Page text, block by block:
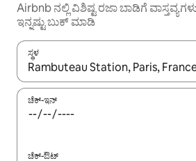
Airbnb ನಲ್ಲಿ ವಿಶಿಷ್ಟ ರಜಾ ಬಾಡಿಗೆ
ಇನ್ನಷ್ಟು ಬುಕ್ ಮಾಡಿ
ಸ್ಥಳ
ಫಲಿತಾಂಶಗಳು ಲಭ್ಯವಿರುವಾಗ, ಅಪ್ ಮತ್ತು
ಚೆಕ್-ಇನ್
ಚೆಕ್-ಔಟ್